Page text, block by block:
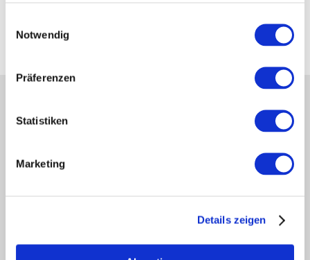
Notwendig
Präferenzen
Statistiken
Marketing
Details zeigen
Hiking Trails in Winter
Press
Login wine industry